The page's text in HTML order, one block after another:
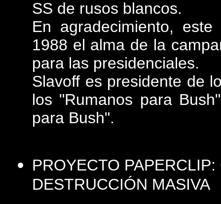
SS de rusos blancos.
En agradecimiento,
1988 el alma de la
para las presidenciales.
Slavoff es presidente de
los "Rumanos para
para Bush".
PROYECTO
DESTRUCCIÓN MASIVA